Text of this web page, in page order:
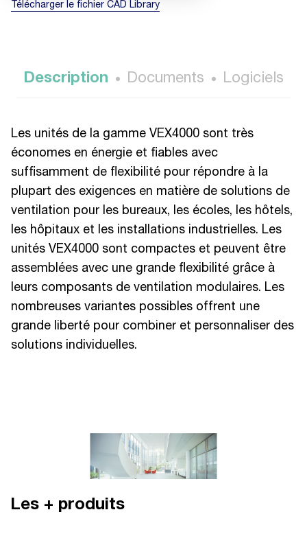
Télécharger le fichier CAD Library
Description Documents Logiciels
Les unités de la gamme VEX4000 sont très
économes en énergie et fiables avec
suffisamment de flexibilité pour répondre à la
plupart des exigences en matière de solutions de
ventilation pour les bureaux, les écoles, les hôtels,
les hôpitaux et les installations industrielles. Les
unités VEX4000 sont compactes et peuvent être
assemblées avec une grande flexibilité grâce à
leurs composants de ventilation modulaires. Les
nombreuses variantes possibles offrent une
grande liberté pour combiner et personnaliser des
solutions individuelles.
Les + produits